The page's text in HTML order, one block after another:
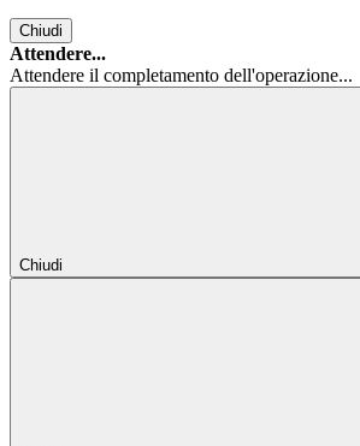
Chiudi
Attendere...
Attendere il completamento dell'operazione...
Chiudi